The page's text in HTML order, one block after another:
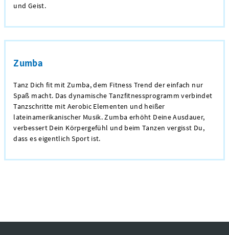
und Geist.
Zumba
Tanz Dich fit mit Zumba, dem Fitness Trend der einfach nur
Spaß macht. Das dynamische Tanzfitnessprogramm verbindet
Tanzschritte mit Aerobic Elementen und heißer
lateinamerikanischer Musik. Zumba erhöht Deine Ausdauer,
verbessert Dein Körpergefühl und beim Tanzen vergisst Du,
dass es eigentlich Sport ist.